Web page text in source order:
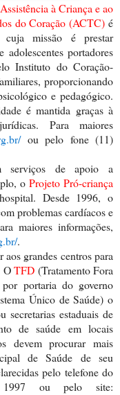
à Criança e ao
do Coração (ACTC)é
cuja missão é prestar
portadores
Instituto do Coração-
proporcionando
e pedagógico.
é mantida graças à
Para maiores
ou pelo fone (11)
serviços de apoio a
oProjeto Pró-criança
Desde 1996, o
problemas cardíacos e
maiores informações,
.
grandes centros para
OTFD (Tratamento Fora
portaria do governo
Único de Saúde) o
secretarias estaduais de
de saúde em locais
devem procurar mais
de Saúde de seu
pelo telefone do
ou pelo site: